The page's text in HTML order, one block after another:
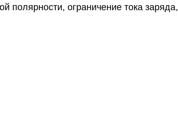
полярности, ограничение тока заряда,